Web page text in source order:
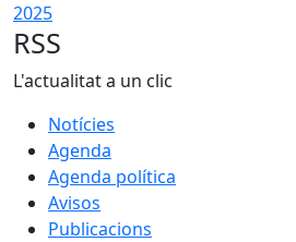
2025
RSS
L'actualitat a un clic
Notícies
Agenda
Agenda política
Avisos
Publicacions